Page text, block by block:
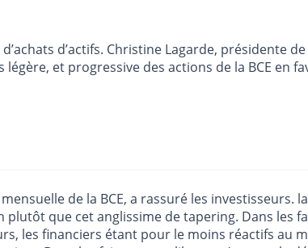
d’actifs. Christine Lagarde, présidente
et progressive des actions de la BCE en
de la BCE, a rassuré les investisseurs.
que cet anglissime de tapering. Dans les
les financiers étant pour le moins réactifs au